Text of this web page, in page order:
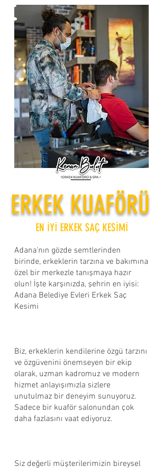
ERKEK KUAFÖRÜ
EN İYİ ERKEK SAÇ KESİMİ
Adana'nın gözde semtlerinden
birinde, erkeklerin tarzına ve bakımına
özel bir merkezle tanışmaya hazır
olun! İşte karşınızda, şehrin en iyisi:
Adana Belediye Evleri Erkek Saç
Kesimi ​
Biz, erkeklerin kendilerine özgü tarzını
ve özgüvenini önemseyen bir ekip
olarak, uzman kadromuz ve modern
hizmet anlayışımızla sizlere
unutulmaz bir deneyim sunuyoruz.
Sadece bir kuaför salonundan çok
daha fazlasını vaat ediyoruz.
Siz değerli müşterilerimizin bireysel